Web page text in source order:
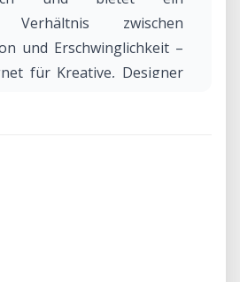
Verhältnis zwischen
und Erschwinglichkeit –
für Kreative, Designer
dir den Zugang zu
Du